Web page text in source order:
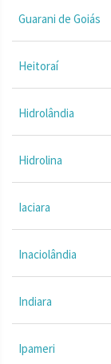
Guarani de Goiás
Heitoraí
Hidrolândia
Hidrolina
Iaciara
Inaciolândia
Indiara
Ipameri